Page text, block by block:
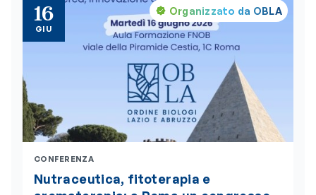
Organizzato da OBLA
16
GIU
CONFERENZA
Nutraceutica, fitoterapia e